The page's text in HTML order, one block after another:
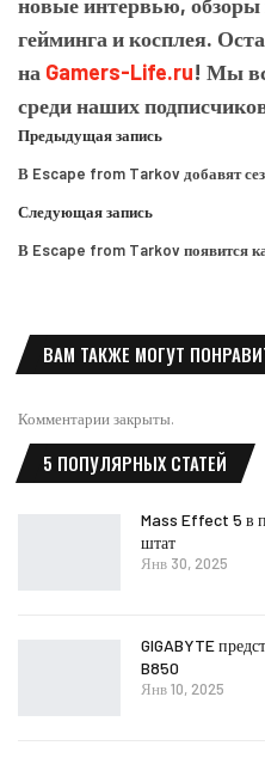
гейминга и косплея.
на Gamers-Life.ru! Мы
среди наших
Предыдущая запись
В Escape from Tarkov добавят
Следующая запись
В Escape from Tarkov появится
ВАМ ТАКЖЕ МОГУТ
Комментарии закрыты.
5 ПОПУЛЯРНЫХ СТАТЕЙ
Mass Effect 5 в
штат
Янв 30, 2025
GIGABYTE
B850
Янв 10, 2025